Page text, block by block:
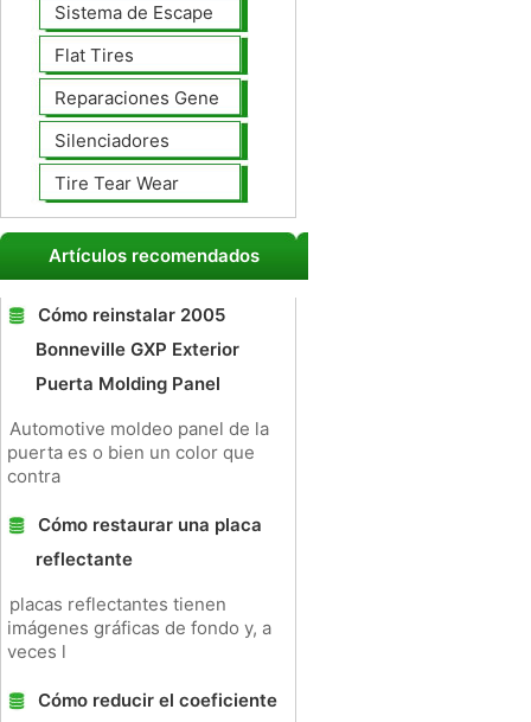
Sistema de Escape
Flat Tires
Reparaciones Generales
Silenciadores
Tire Tear Wear
Artículos recomendados
Cómo reinstalar 2005
Bonneville GXP Exterior
Puerta Molding Panel
Automotive moldeo panel de la
puerta es o bien un color que
contra
Cómo restaurar una placa
reflectante
placas reflectantes tienen
imágenes gráficas de fondo y, a
veces l
Cómo reducir el coeficiente